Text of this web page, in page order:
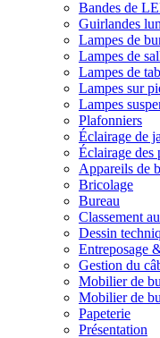
Bandes de
Guirlandes
Lampes de
Lampes de
Lampes de
Lampes sur
Lampes
Plafonniers
Éclairage de
Éclairage des
Appareils de
Bricolage
Bureau
Classement
Dessin
Entreposage
Gestion du
Mobilier de
Mobilier de
Papeterie
Présentation